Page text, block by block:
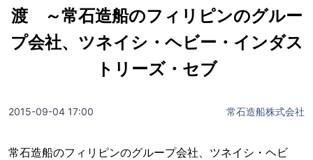
渡 ～常石造船のフィリピンのグルー
プ会社、ツネイシ・ヘビー・インダス
トリーズ・セブ
2015-09-04 17:00 常石造船株式会社
常石造船のフィリピンのグループ会社、ツネイシ・ヘビ